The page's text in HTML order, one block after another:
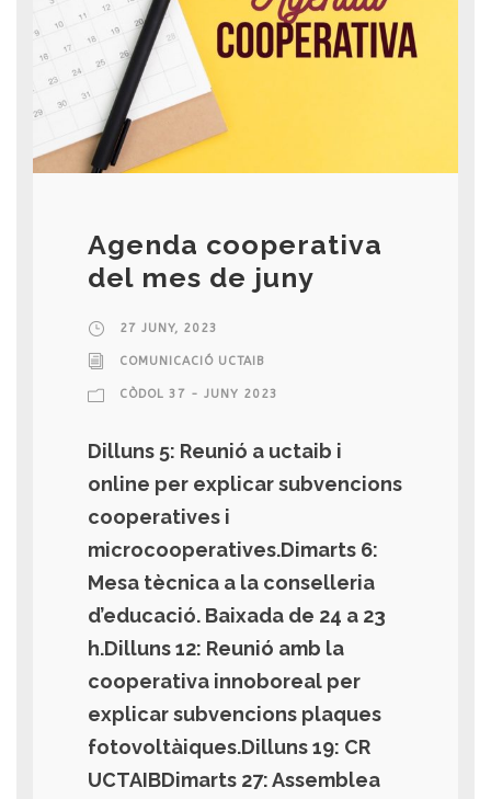
Agenda cooperativa
del mes de juny
27 JUNY, 2023
COMUNICACIÓ UCTAIB
CÒDOL 37 - JUNY 2023
Dilluns 5: Reunió a uctaib i
online per explicar subvencions
cooperatives i
microcooperatives.Dimarts 6:
Mesa tècnica a la conselleria
d’educació. Baixada de 24 a 23
h.Dilluns 12: Reunió amb la
cooperativa innoboreal per
explicar subvencions plaques
fotovoltàiques.Dilluns 19: CR
UCTAIBDimarts 27: Assemblea